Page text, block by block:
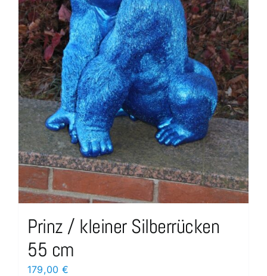
Prinz / kleiner Silberrücken
55 cm
179,00 €